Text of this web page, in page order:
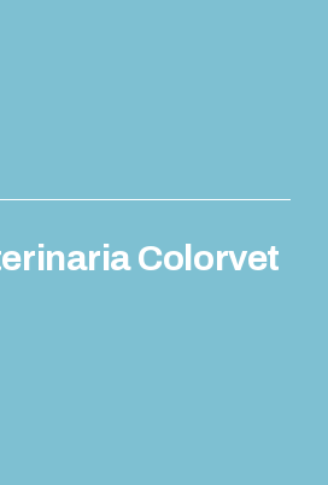
Colorvet